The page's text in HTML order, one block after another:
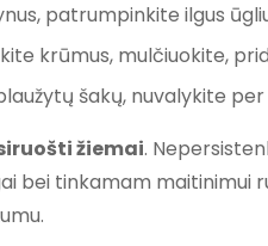
patrumpinkite ilgus
krūmus, mulčiuokite,
šakų, nuvalykite per
žiemai.
bei tinkamam maitinimui